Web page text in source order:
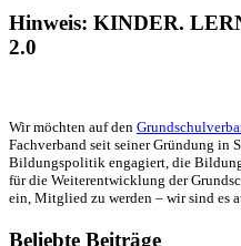
Hinweis: KINDER.
2.0
Wir möchten auf den
Fachverband seit seiner Gründung in
Bildungspolitik engagiert, die
für die Weiterentwicklung der
ein, Mitglied zu werden – wir sind es
Beliebte Beiträge